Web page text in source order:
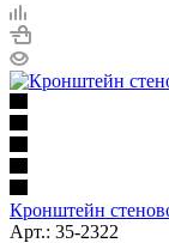
Кронштейн
Арт.: 35-2322